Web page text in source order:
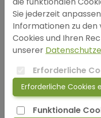
SOS
login
Gang gesetzt durch
sorgt zu den eigenen
unvorhergesehene
materielle Hilfen, die
beginne es.
Magie. Beginne jetzt!
Johann Wolfgang von
Sie jederzeit
Informationen zu
Cookies und Ihren
unserer
Erforderliche
Erforderliche Cookies
Funktionale